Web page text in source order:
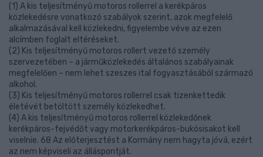
(1) A kis teljesítményű motoros rollerrel a kerékpáros
közlekedésre vonatkozó szabályok szerint, azok megfelelő
alkalmazásával kell közlekedni, figyelembe véve az ezen
alcímben foglalt eltéréseket.
(2) Kis teljesítményű motoros rollert vezető személy
szervezetében – a járműközlekedés általános szabályainak
megfelelően – nem lehet szeszes ital fogyasztásából származó
alkohol.
(3) Kis teljesítményű motoros rollerrel csak tizenkettedik
életévét betöltött személy közlekedhet.
(4) A kis teljesítményű motoros rollerrel közlekedőnek
kerékpáros-fejvédőt vagy motorkerékpáros-bukósisakot kell
viselnie. 68 Az előterjesztést a Kormány nem hagyta jóvá, ezért
az nem képviseli az álláspontját.